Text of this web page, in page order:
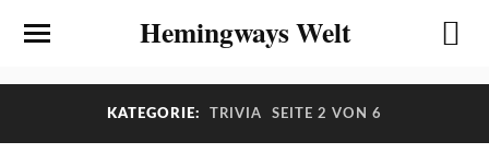
Hemingways Welt
KATEGORIE: TRIVIA SEITE 2 VON 6